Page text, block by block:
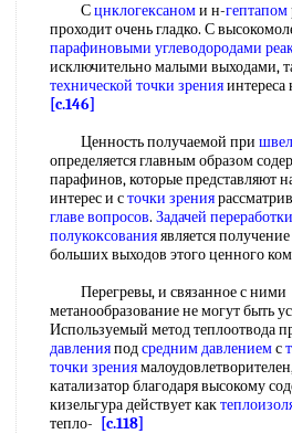
Сцнклогексаноми н-гептапом
проходит очень гладко. С
парафиновыми углеводородами
исключительно малыми выходами,
технической точки зренияинтереса
[c.146]
Ценность получаемой при
определяется главным образом
парафинов, которые представляют
интерес и сточки зрения
главе вопросов. Задачей
полукоксованияявляется
больших выходов этого ценного
Перегревы, и связанное с ними
метанообразование не могут быть
Используемый метод теплоотвода
давленияподсредним давлениемс
точки зрения
катализатор благодаря высокому
кизельгура действует как
тепло-
[c.118]